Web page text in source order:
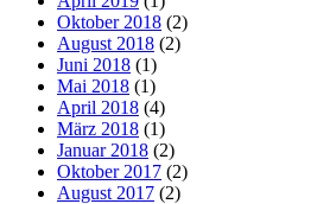
Oktober 2018 (2)
August 2018 (2)
Juni 2018 (1)
Mai 2018 (1)
April 2018 (4)
März 2018 (1)
Januar 2018 (2)
Oktober 2017 (2)
August 2017 (2)